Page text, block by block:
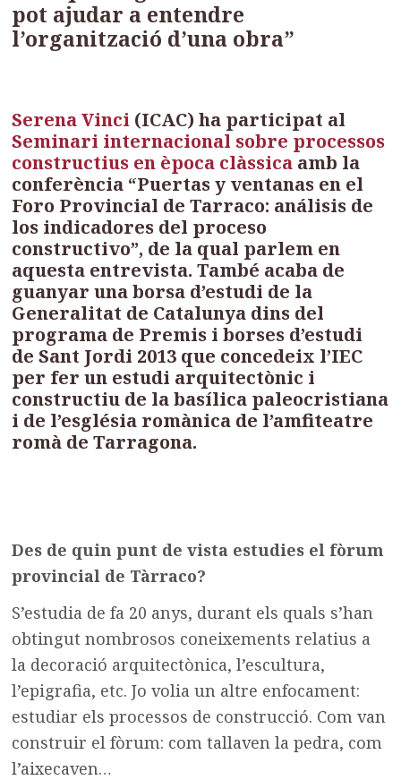
pot ajudar a entendre
l’organització d’una obra”
Serena Vinci (ICAC) ha participat al
Seminari internacional sobre processos
constructius en època clàssica amb la
conferència “Puertas y ventanas en el
Foro Provincial de Tarraco: análisis de
los indicadores del proceso
constructivo”, de la qual parlem en
aquesta entrevista. També acaba de
guanyar una borsa d’estudi de la
Generalitat de Catalunya dins del
programa de Premis i borses d’estudi
de Sant Jordi 2013 que concedeix l’IEC
per fer un estudi arquitectònic i
constructiu de la basílica paleocristiana
i de l’església romànica de l’amfiteatre
romà de Tarragona.
Des de quin punt de vista estudies el fòrum
provincial de Tàrraco?
S’estudia de fa 20 anys, durant els quals s’han
obtingut nombrosos coneixements relatius a
la decoració arquitectònica, l’escultura,
l’epigrafia, etc. Jo volia un altre enfocament:
estudiar els processos de construcció. Com van
construir el fòrum: com tallaven la pedra, com
l’aixecaven…